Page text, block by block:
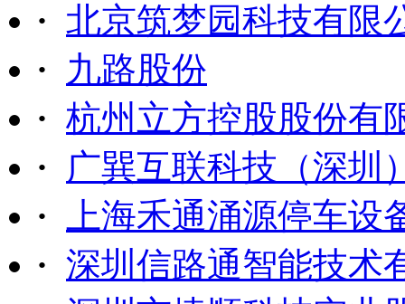
· 北京筑梦园科技有限
·
九路股份
· 杭州立方控股股份有
·
广巽互联科技（深圳
·
上海禾通涌源停车设
· 深圳信路通智能技术